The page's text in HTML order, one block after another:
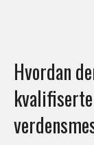
Hvordan